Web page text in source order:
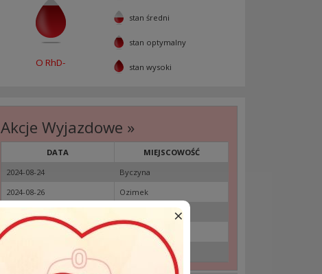
O RhD-
stan średni
stan optymalny
stan wysoki
Akcje Wyjazdowe »
DATA
MIEJSCOWOŚĆ
2024-08-24
Byczyna
2024-08-26
Ozimek
2024-09-07
Łambinowice
×